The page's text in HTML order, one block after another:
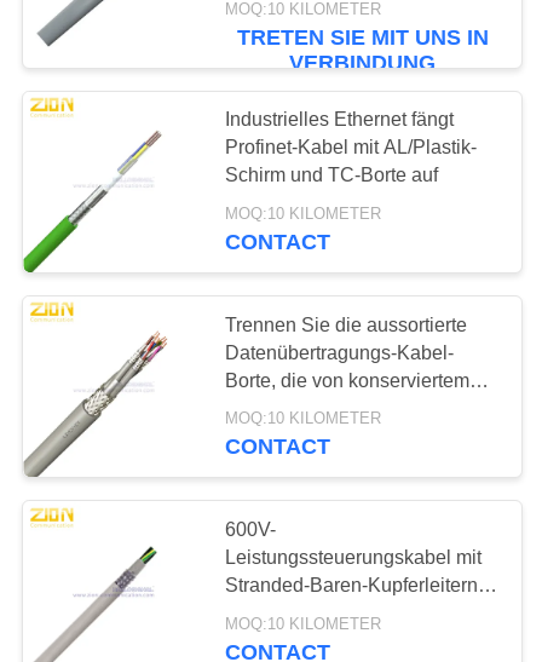
LAN-Netzwerkkabel
112
Feuerbeständige
Kabel
51
37
MOQ:10 KILOMETER
TRETEN SIE MIT UNS IN
VERBINDUNG
Industrielles Ethernet fängt
Profinet-Kabel mit AL/Plastik-
Schirm und TC-Borte auf
MOQ:10 KILOMETER
CONTACT
Trennen Sie die aussortierte
Datenübertragungs-Kabel-
Borte, die von konserviertem
kupferner Runddraht speziellem
PVC gemacht wird
MOQ:10 KILOMETER
CONTACT
600V-
Leistungssteuerungskabel mit
Stranded-Baren-Kupferleitern
und abgeschirmter Konstruktion
für industrielle Anwendungen
MOQ:10 KILOMETER
CONTACT